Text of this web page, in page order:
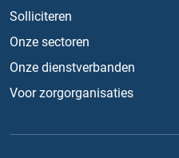
Solliciteren
Onze sectoren
Onze dienstverbanden
Voor zorgorganisaties